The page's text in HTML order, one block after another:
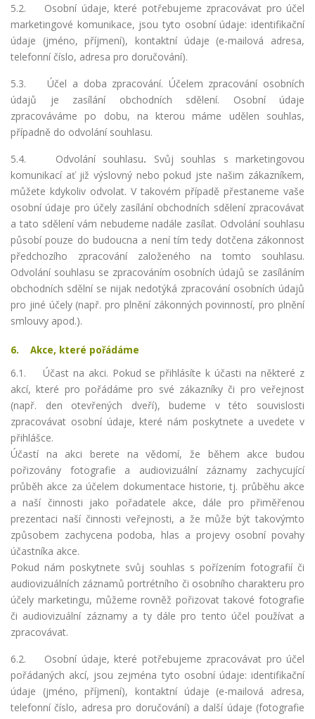
5.2. Osobní údaje, které potřebujeme zpracovávat pro účel
marketingové komunikace, jsou tyto osobní údaje: identifikační
údaje (jméno, příjmení), kontaktní údaje (e-mailová adresa,
telefonní číslo, adresa pro doručování).
5.3. Účel a doba zpracování. Účelem zpracování osobních
údajů je zasílání obchodních sdělení. Osobní údaje
zpracováváme po dobu, na kterou máme udělen souhlas,
případně do odvolání souhlasu.
5.4. Odvolání souhlasu. Svůj souhlas s marketingovou
komunikací ať již výslovný nebo pokud jste našim zákazníkem,
můžete kdykoliv odvolat. V takovém případě přestaneme vaše
osobní údaje pro účely zasílání obchodních sdělení zpracovávat
a tato sdělení vám nebudeme nadále zasílat. Odvolání souhlasu
působí pouze do budoucna a není tím tedy dotčena zákonnost
předchozího zpracování založeného na tomto souhlasu.
Odvolání souhlasu se zpracováním osobních údajů se zasíláním
obchodních sdělní se nijak nedotýká zpracování osobních údajů
pro jiné účely (např. pro plnění zákonných povinností, pro plnění
smlouvy apod.).
6. Akce, které pořádáme
6.1.
Účast na akci. Pokud se přihlásíte k účasti na některé z
akcí, které pro pořádáme pro své zákazníky či pro veřejnost
(např. den otevřených dveří), budeme v této souvislosti
zpracovávat osobní údaje, které nám poskytnete a uvedete v
přihlášce.
Účastí na akci berete na vědomí, že během akce budou
pořizovány fotografie a audiovizuální záznamy zachycující
průběh akce za účelem dokumentace historie, tj. průběhu akce
a naší činnosti jako pořadatele akce, dále pro přiměřenou
prezentaci naší činnosti veřejnosti, a že může být takovýmto
způsobem zachycena podoba, hlas a projevy osobní povahy
účastníka akce.
Pokud nám poskytnete svůj souhlas s pořízením fotografií či
audiovizuálních záznamů portrétního či osobního charakteru pro
účely marketingu, můžeme rovněž pořizovat takové fotografie
či audiovizuální záznamy a ty dále pro tento účel používat a
zpracovávat.
6.2. Osobní údaje, které potřebujeme zpracovávat pro účel
pořádaných akcí, jsou zejména tyto osobní údaje: identifikační
údaje (jméno, příjmení), kontaktní údaje (e-mailová adresa,
telefonní číslo, adresa pro doručování) a další údaje (fotografie